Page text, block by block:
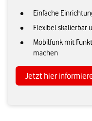
Einfache
Flexibel skalierbar
Mobilfunk mit
machen
Jetzt hier